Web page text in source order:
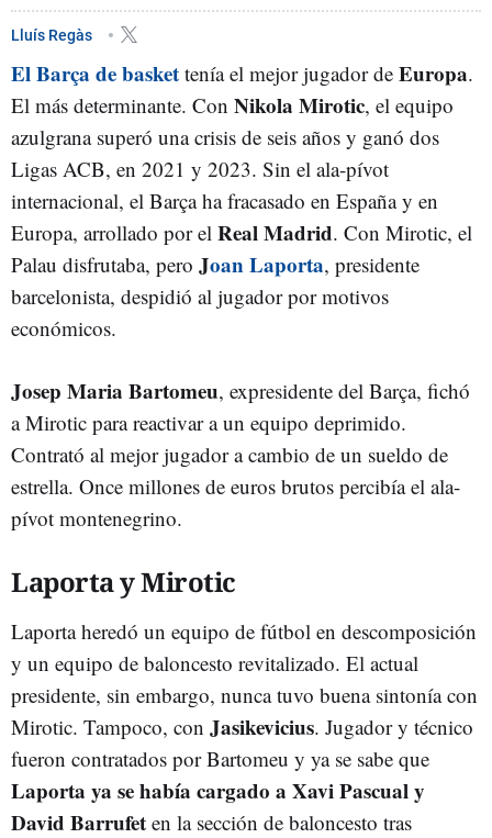
FCB BASKET
Lluís Regàs
El Barça de basket tenía el mejor jugador de Europa.
El más determinante. Con Nikola Mirotic, el equipo
azulgrana superó una crisis de seis años y ganó dos
Ligas ACB, en 2021 y 2023. Sin el ala-pívot
internacional, el Barça ha fracasado en España y en
Europa, arrollado por el Real Madrid. Con Mirotic, el
Palau disfrutaba, pero Joan Laporta, presidente
barcelonista, despidió al jugador por motivos
económicos.
Josep Maria Bartomeu, expresidente del Barça, fichó
a Mirotic para reactivar a un equipo deprimido.
Contrató al mejor jugador a cambio de un sueldo de
estrella. Once millones de euros brutos percibía el ala-
pívot montenegrino.
Laporta y Mirotic
Laporta heredó un equipo de fútbol en descomposición
y un equipo de baloncesto revitalizado. El actual
presidente, sin embargo, nunca tuvo buena sintonía con
Mirotic. Tampoco, con Jasikevicius. Jugador y técnico
fueron contratados por Bartomeu y ya se sabe que
Laporta ya se había cargado a Xavi Pascual y
David Barrufet en la sección de baloncesto tras